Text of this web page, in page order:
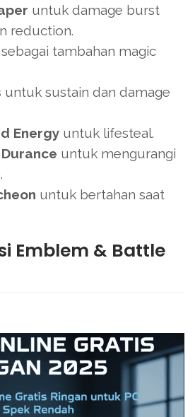
untuk damage burst
reduction.
sebagai tambahan magic
untuk sustain dan damage
Energy untuk lifesteal.
untuk mengurangi
untuk bertahan saat
Emblem & Battle